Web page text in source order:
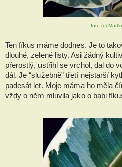
foto (c)
Ten fíkus máme dodnes. Je to
dlouhé, zelené listy. Asi žádný
přerostlý, ustřihl se vrchol, dal do
dál. Je “služebně” třetí nejstarší
padesát let. Moje máma ho měla
vždy o něm mluvila jako o babi